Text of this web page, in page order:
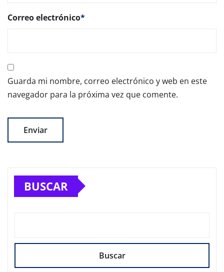
Correo electrónico*
Guarda mi nombre, correo electrónico y web en este
navegador para la próxima vez que comente.
BUSCAR
Buscar